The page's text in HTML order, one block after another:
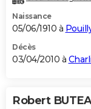
Naissance
05/06/1910 à
Décès
03/04/2010 à
Robert